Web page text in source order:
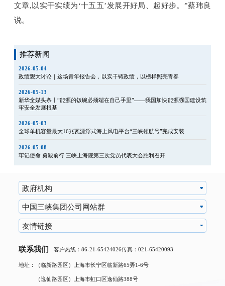
文章,以实干实绩为‘十五五’发展开好局、起好步。”蔡玮良
说。
推荐新闻
2026-05-04
政绩观大讨论｜这场青年报告会，以实干铸政绩，以榜样照亮青春
2026-05-13
新华全媒头条丨“能源的饭碗必须端在自己手里”——我国加快能源强国建设筑
牢安全发展根基
2026-05-03
全球单机容量最大16兆瓦漂浮式海上风电平台“三峡领航号”完成安装
2026-05-08
牢记使命 勇毅前行 三峡上海院第三次党员代表大会胜利召开
政府机构
中国三峡集团公司网站群
友情链接
联系我们 客户热线：86-21-65424026传真：021-65420093
地址：（临新路园区）上海市长宁区临新路65弄1-6号
（逸仙路园区）上海市虹口区逸仙路388号